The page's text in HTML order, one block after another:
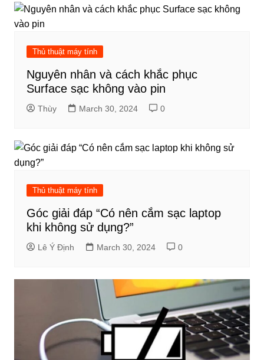
Thủ thuật máy tính
Nguyên nhân và cách khắc phục
Surface sạc không vào pin
Thùy March 30, 2024 0
Thủ thuật máy tính
Góc giải đáp “Có nên cắm sạc laptop
khi không sử dụng?”
Lê Ý Định March 30, 2024 0